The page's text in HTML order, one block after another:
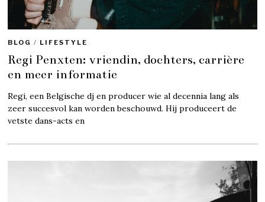
BLOG / LIFESTYLE
Regi Penxten: vriendin, dochters, carrière
en meer informatie
Regi, een Belgische dj en producer wie al decennia lang als
zeer succesvol kan worden beschouwd. Hij produceert de
vetste dans-acts en